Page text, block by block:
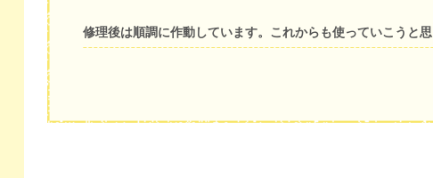
修理後は順調に作動しています。これからも使っていこうと思